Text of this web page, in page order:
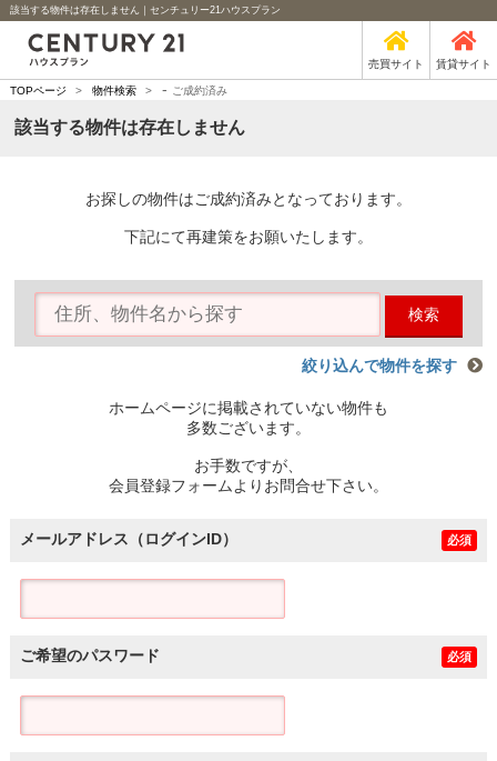
該当する物件は存在しません｜センチュリー21ハウスプラン
売買サイト 賃貸サイト
TOPページ > 物件検索 > - ご成約済み
該当する物件は存在しません
お探しの物件はご成約済みとなっております。
下記にて再建策をお願いたします。
検索
絞り込んで物件を探す
ホームページに掲載されていない物件も
多数ございます。
お手数ですが、
会員登録フォームよりお問合せ下さい。
メールアドレス（ログインID） 必須
ご希望のパスワード 必須